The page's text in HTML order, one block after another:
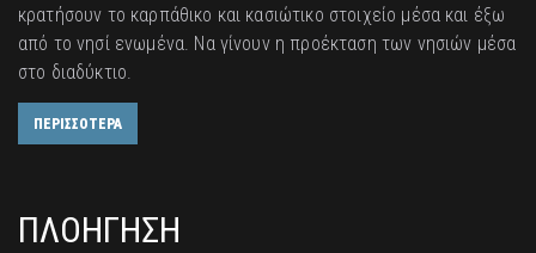
κρατήσουν το καρπάθικο και κασιώτικο στοιχείο μέσα και έξω
από το νησί ενωμένα. Να γίνουν η προέκταση των νησιών μέσα
στο διαδύκτιο.
ΠΕΡΙΣΣΟΤΕΡΑ
ΠΛΟΗΓΗΣΗ